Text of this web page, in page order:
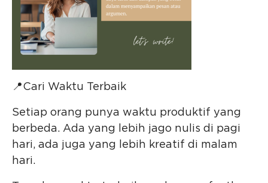
📍Cari Waktu Terbaik
Setiap orang punya waktu produktif yang
berbeda. Ada yang lebih jago nulis di pagi
hari, ada juga yang lebih kreatif di malam
hari.